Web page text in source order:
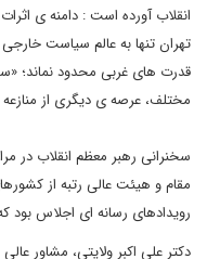
انقلاب آورده است : دامنه ی
تهران تنها به عالم سیاست
قدرت های غربی محدود نماند؛
مختلف، عرصه ی دیگری از
مقام و هیئت عالی رتبه از
رویدادهای رسانه ای اجلاس بود
دکتر علی اکبر ولایتی، مشاور